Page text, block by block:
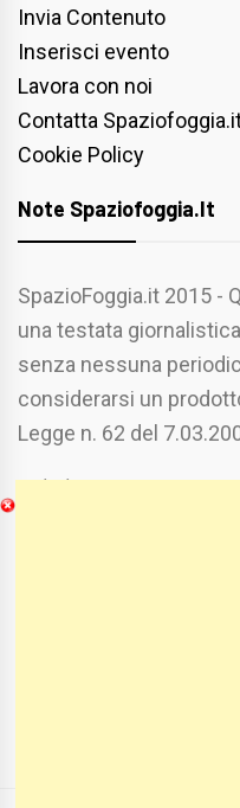
Invia Contenuto
Inserisci evento
Lavora con noi
Contatta
Cookie Policy
Note Spaziofoggia.it
SpazioFoggia.it 2015 -
una testata
senza nessuna
considerarsi un
Legge n. 62 del
Chi Siamo